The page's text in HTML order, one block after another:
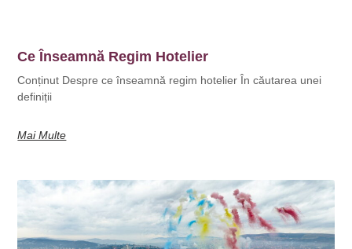
Ce Înseamnă Regim Hotelier
Conținut Despre ce înseamnă regim hotelier În căutarea unei
definiții
Mai Multe